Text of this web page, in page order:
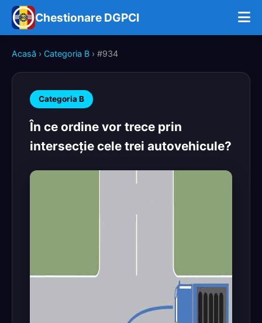
Chestionare DGPCI
Acasă › Categoria B › #934
Categoria B
În ce ordine vor trece prin
intersecţie cele trei autovehicule?